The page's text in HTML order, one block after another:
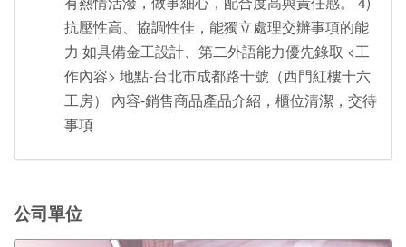
抗壓性高、協調性佳，能獨立處理交辦事項的能
力 如具備金工設計、第二外語能力優先錄取 <工
作內容> 地點-台北市成都路十號（西門紅樓十六
工房） 內容-銷售商品產品介紹，櫃位清潔，交待
事項
公司單位